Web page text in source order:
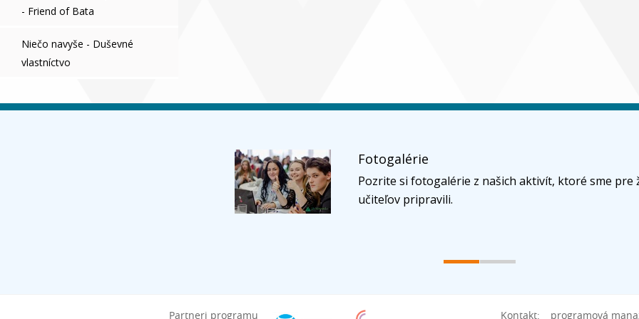
- Friend of Bata
Niečo navyše - Duševné
vlastníctvo
Fotogalérie
Pozrite si fotogalérie z našich aktivít, ktoré sme pre
učiteľov pripravili.
Partneri programu Kontakt: programová